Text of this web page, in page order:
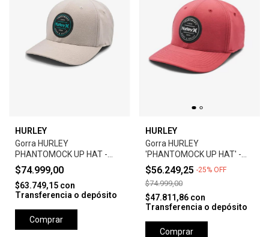
HURLEY
Gorra HURLEY
PHANTOMOCK UP HAT -
GREY
$74.999,00
$63.749,15 con
Transferencia o depósito
Comprar
HURLEY
Gorra HURLEY
'PHANTOMOCK UP HAT' -
UNIVERSTY RED
$56.249,25 -25% OFF
$74.999,00
$47.811,86 con
Transferencia o depósito
Comprar